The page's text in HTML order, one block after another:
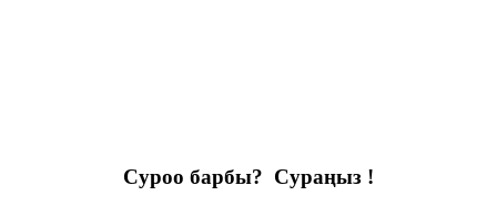
Суроо барбы? Сураңыз !